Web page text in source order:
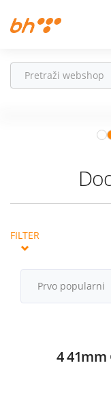
Fiksna
Akcije
Podrška
Ne
od
super
FILTER
4